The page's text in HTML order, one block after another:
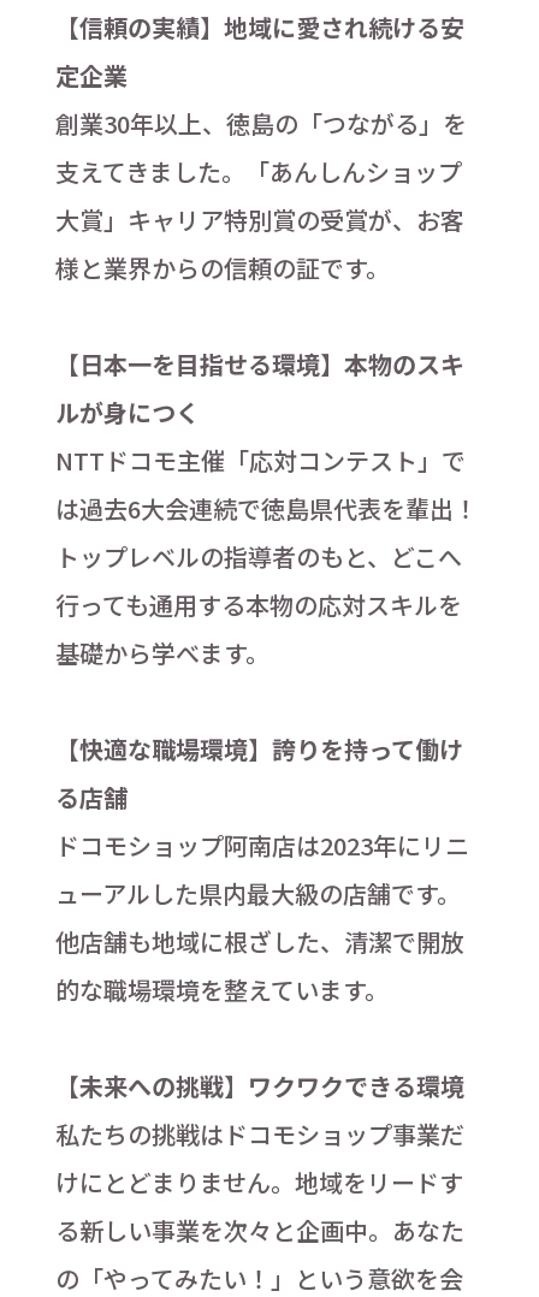
【信頼の実績】地域に愛され続ける安
定企業
創業30年以上、徳島の「つながる」を
支えてきました。「あんしんショップ
大賞」キャリア特別賞の受賞が、お客
様と業界からの信頼の証です。
【日本一を目指せる環境】本物のスキ
ルが身につく
NTTドコモ主催「応対コンテスト」で
は過去6大会連続で徳島県代表を輩出！
トップレベルの指導者のもと、どこへ
行っても通用する本物の応対スキルを
基礎から学べます。
【快適な職場環境】誇りを持って働け
る店舗
ドコモショップ阿南店は2023年にリニ
ューアルした県内最大級の店舗です。
他店舗も地域に根ざした、清潔で開放
的な職場環境を整えています。
【未来への挑戦】ワクワクできる環境
私たちの挑戦はドコモショップ事業だ
けにとどまりません。地域をリードす
る新しい事業を次々と企画中。あなた
の「やってみたい！」という意欲を会